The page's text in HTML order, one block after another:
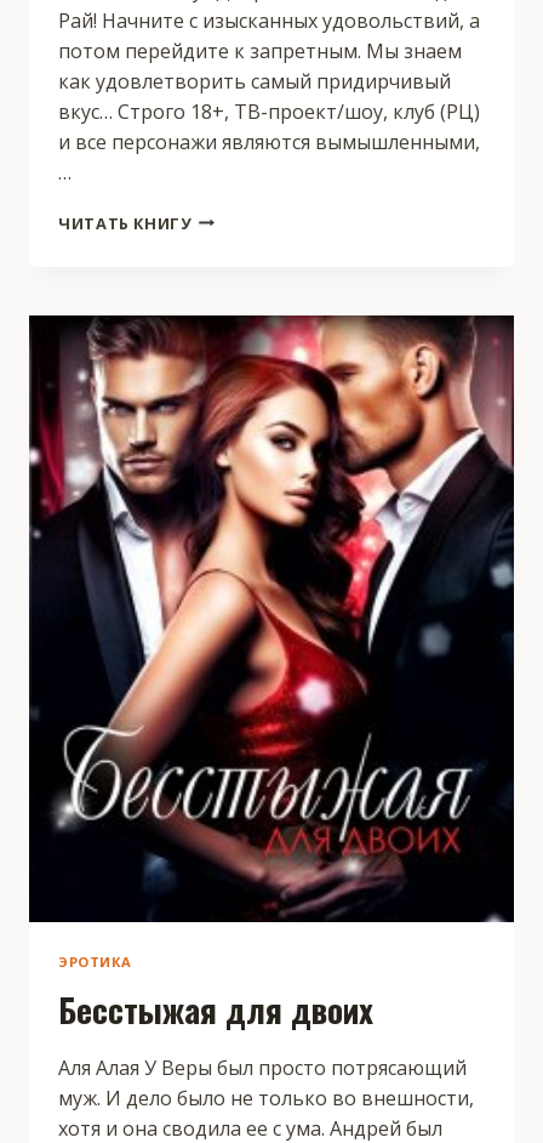
Рай! Начните с изысканных удовольствий, а
потом перейдите к запретным. Мы знаем
как удовлетворить самый придирчивый
вкус… Строго 18+, ТВ-проект/шоу, клуб (РЦ)
и все персонажи являются вымышленными,
…
ЧИТАТЬ КНИГУТЫ
ГОД.
АД
ИЛИ
РАЙ
ЭРОТИКА
Бесстыжая для двоих
Аля Алая У Веры был просто потрясающий
муж. И дело было не только во внешности,
хотя и она сводила ее с ума. Андрей был